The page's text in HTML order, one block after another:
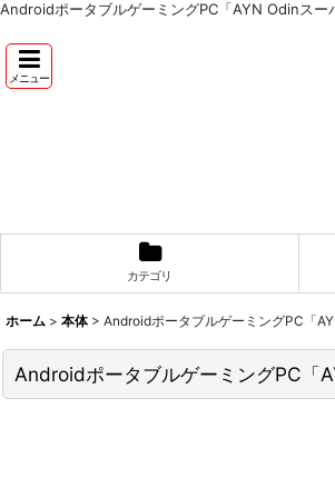
AndroidポータブルゲーミングPC「AYN Odinスー
メニュー
カテゴリ
ホーム > 本体 > AndroidポータブルゲーミングPC「
AndroidポータブルゲーミングPC「